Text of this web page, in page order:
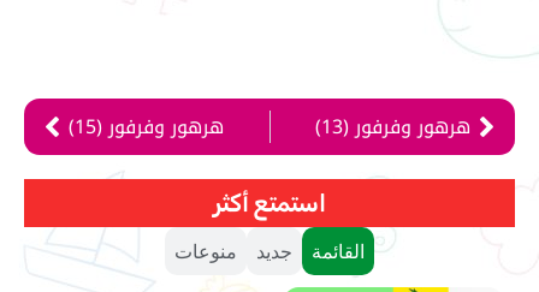
هرهور وفرفور (13) هرهور وفرفور (15)
استمتع أكثر
القائمة جديد منوعات